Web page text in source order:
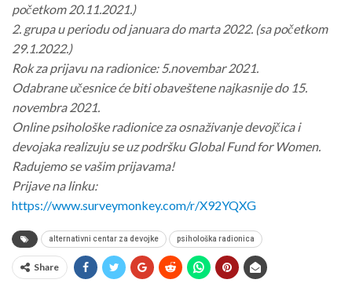
početkom 20.11.2021.)
2. grupa u periodu od januara do marta 2022. (sa početkom
29.1.2022.)
Rok za prijavu na radionice: 5.novembar 2021.
Odabrane učesnice će biti obaveštene najkasnije do 15.
novembra 2021.
Online psihološke radionice za osnaživanje devojčica i
devojaka realizuju se uz podršku Global Fund for Women.
Radujemo se vašim prijavama!
Prijave na linku:
https://www.surveymonkey.com/r/X92YQXG
alternativni centar za devojke psihološka radionica
Share